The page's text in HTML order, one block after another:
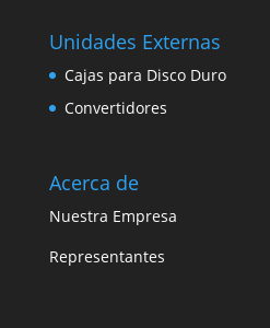
Unidades Externas
Cajas para Disco Duro
Convertidores
Acerca de
Nuestra Empresa
Representantes